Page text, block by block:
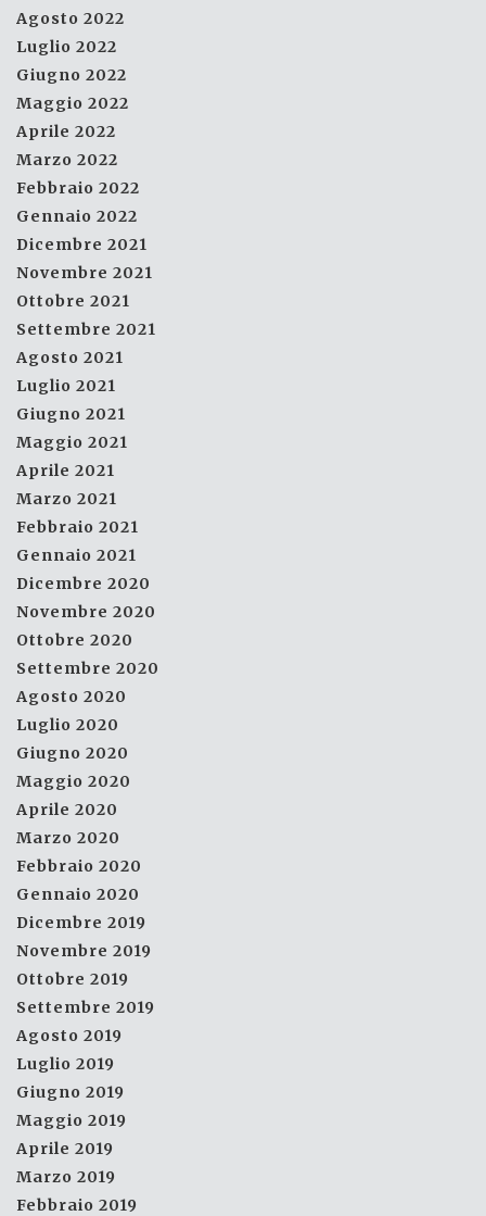
Agosto 2022
Luglio 2022
Giugno 2022
Maggio 2022
Aprile 2022
Marzo 2022
Febbraio 2022
Gennaio 2022
Dicembre 2021
Novembre 2021
Ottobre 2021
Settembre 2021
Agosto 2021
Luglio 2021
Giugno 2021
Maggio 2021
Aprile 2021
Marzo 2021
Febbraio 2021
Gennaio 2021
Dicembre 2020
Novembre 2020
Ottobre 2020
Settembre 2020
Agosto 2020
Luglio 2020
Giugno 2020
Maggio 2020
Aprile 2020
Marzo 2020
Febbraio 2020
Gennaio 2020
Dicembre 2019
Novembre 2019
Ottobre 2019
Settembre 2019
Agosto 2019
Luglio 2019
Giugno 2019
Maggio 2019
Aprile 2019
Marzo 2019
Febbraio 2019